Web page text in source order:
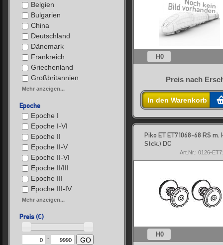
Belgien
Bulgarien
China
Deutschland
Dänemark
Frankreich
Griechenland
Großbritannien
Mehr anzeigen...
Epoche
Epoche I
Epoche I-VI
Epoche II
Epoche II-V
Epoche II-VI
Epoche II/III
Epoche III
Epoche III-IV
Mehr anzeigen...
Preis (€)
- GO
H0
Preis nach
In den Warenkorb
Piko ET ET71068-68 RS m.
Stck.) DC
Art.Nr.: 0126-
H0